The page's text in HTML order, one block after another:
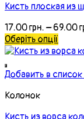
Кисть плоская
17.00грн. –69.00
Оберіть опції
Добавить в
Колонок